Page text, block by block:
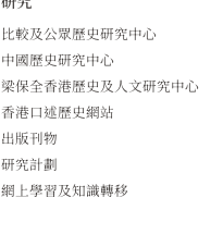
比較及公眾歷史研究中心
中國歷史研究中心
梁保全香港歷史及人文研究中心
香港口述歷史網站
出版刊物
研究計劃
網上學習及知識轉移